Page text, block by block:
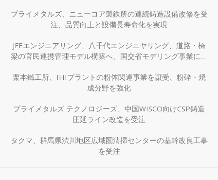
プライメタルズ、ニューコア製鉄所の連続鋳造設備改修を受
注、品質向上と設備長寿命化を実現
JFEエンジニアリング、八千代エンジニヤリング、道路・橋
梁の官民連携管理モデル構築へ、国交省モデリング事業に採
栗本鐵工所、IHIプラントの粉体関連事業を譲受、粉砕・焼
成分野を強化
プライメタルズ テクノロジーズ、中国WISCO向けCSP鋳造
圧延ライン改造を受注
タクマ、群馬県渋川地区広域圏清掃センターの基幹改良工事
を受注